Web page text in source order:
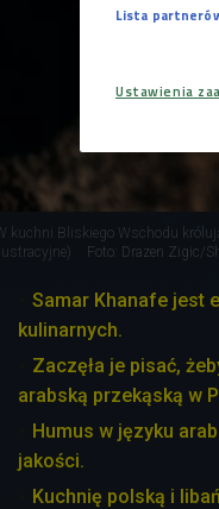
kuchni Bliskiego Wschodu
Foto: Drazen Zigic/
Samar Khanafe jest
kulinarnych.
Zaczęła je pisać,
arabską przekąską w
Humus w języku
jakości.
Kuchnię polską i
Lista
Ustawienia